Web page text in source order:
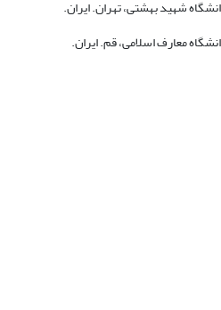
شهید بهشتی، تهران. ایران.
معارف اسلامی، قم. ایران.